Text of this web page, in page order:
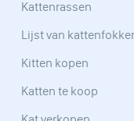
Kattenrassen
Lijst van
Kitten kopen
Katten te koop